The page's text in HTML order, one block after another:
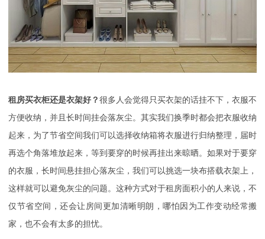
租房买衣柜还是衣架好？ 很多人会觉得只买衣架的话挂不下，衣服不
方便收纳，并且长时间挂会落灰尘。其实我们换季时都会把衣服收纳
起来，为了节省空间我们可以选择收纳箱将衣服进行归纳整理，届时
再选个角落堆放起来，等到要穿的时候再挂出来晾晒。如果对于要穿
的衣服，长时间悬挂担心落灰尘，我们可以挑选一块布搭载衣架上，
这样就可以避免灰尘的问题。这种方式对于租房面积小的人来说，不
仅节省空间，还会让房间更加清晰明朗，哪怕因为工作变动经常搬
家，也不会有太多的担忧。